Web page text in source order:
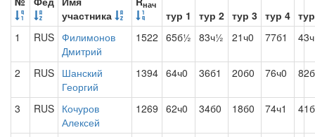
участника
нач
тур 1 тур 2 тур 3 тур 4
1
RUS Филимонов
Дмитрий
1522 65б½ 83ч½ 21ч0 77б1
2 RUS Шанский
Георгий
1394 64ч0 36б1 20б0 76ч0
3 RUS Кочуров
Алексей
1269 62ч0 34б0 18б0 74ч1